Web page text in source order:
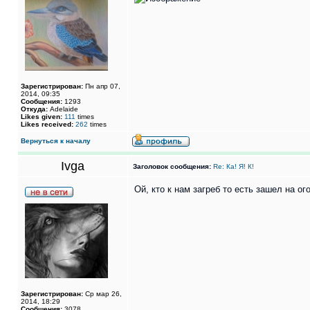
Зарегистрирован: Пн апр 07,
2014, 09:35
Сообщения: 1293
Откуда: Adelaide
Likes given: 111 times
Likes received: 262 times
Вернуться к началу
Ivga Заголовок сообщения: Re: Ка! Я! К!
Зарегистрирован: Ср мар 26,
2014, 18:29
Ой, кто к нам загреб то есть зашел на